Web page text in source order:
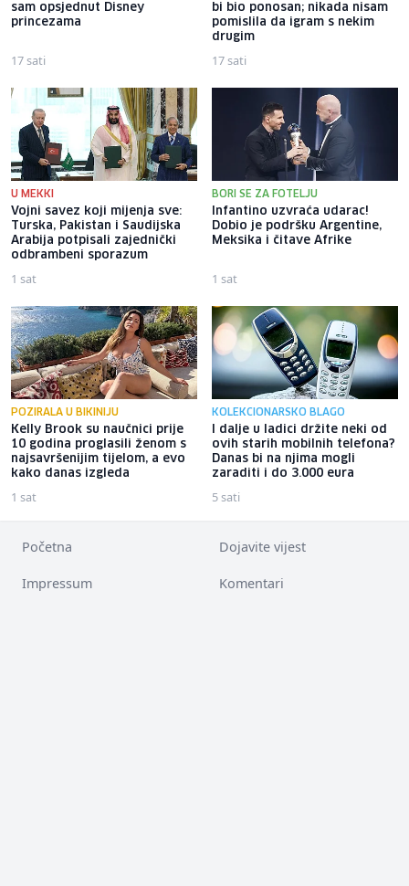
sam opsjednut Disney
princezama
17 sati
bi bio ponosan; nikada nisam
pomislila da igram s nekim
drugim
17 sati
U MEKKI
Vojni savez koji mijenja sve:
Turska, Pakistan i Saudijska
Arabija potpisali zajednički
odbrambeni sporazum
1 sat
BORI SE ZA FOTELJU
Infantino uzvraća udarac!
Dobio je podršku Argentine,
Meksika i čitave Afrike
1 sat
POZIRALA U BIKINIJU
Kelly Brook su naučnici prije
10 godina proglasili ženom s
najsavršenijim tijelom, a evo
kako danas izgleda
1 sat
KOLEKCIONARSKO BLAGO
I dalje u ladici držite neki od
ovih starih mobilnih telefona?
Danas bi na njima mogli
zaraditi i do 3.000 eura
5 sati
Početna Dojavite vijest
Impressum Komentari